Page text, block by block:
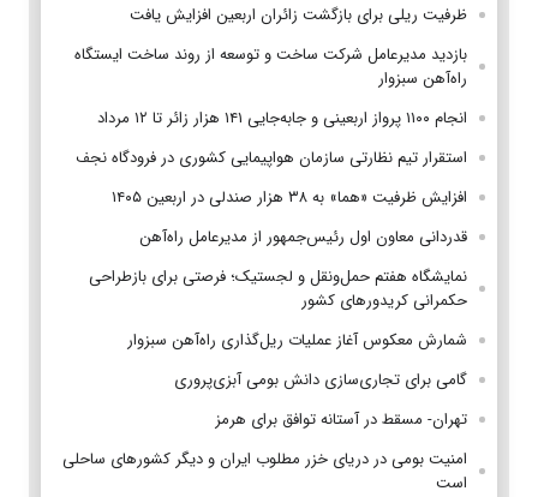
ظرفیت ریلی برای بازگشت زائران اربعین افزایش یافت
بازدید مدیرعامل شرکت ساخت و توسعه از روند ساخت ایستگاه
راه‌آهن سبزوار
انجام ۱۱۰۰ پرواز اربعینی و جابه‌جایی ۱۴۱ هزار زائر تا ۱۲ مرداد
استقرار تیم‌ نظارتی سازمان هواپیمایی کشوری در فرودگاه نجف
افزایش ظرفیت «هما» به ۳۸ هزار صندلی در اربعین ۱۴۰۵
قدردانی معاون اول رئیس‌جمهور از مدیرعامل راه‌آهن
نمایشگاه هفتم حمل‌ونقل و لجستیک؛ فرصتی برای بازطراحی
حکمرانی کریدورهای کشور
شمارش معکوس آغاز عملیات ریل‌گذاری راه‌آهن سبزوار
گامی برای تجاری‌سازی دانش بومی آبزی‌پروری
تهران- مسقط در آستانه توافق برای هرمز
امنیت بومی در دریای خزر مطلوب ایران و دیگر کشورهای ساحلی
است